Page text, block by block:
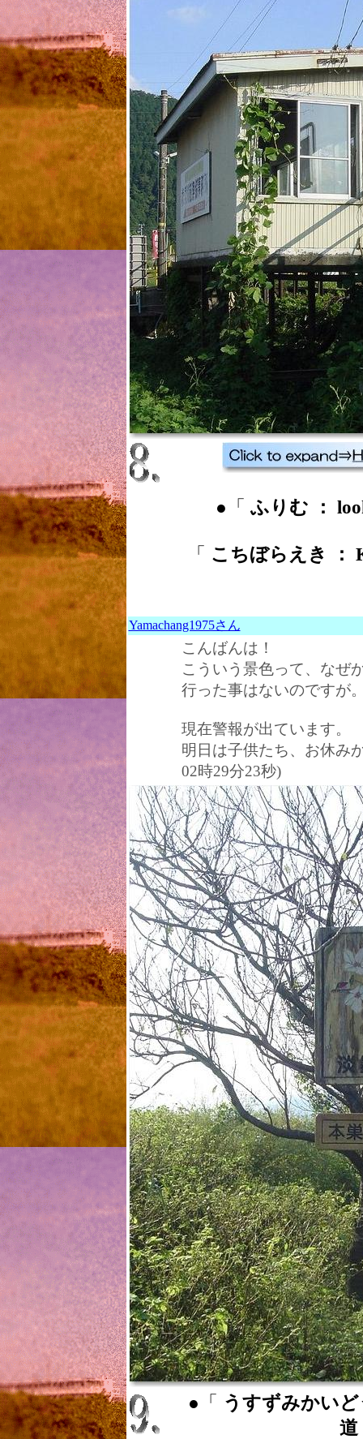
●「 ふりむ ：
「 こちぼらえき ：
Yamachang1975さん
こんばんは！
こういう景色って、なぜ
行った事はないのですが
現在警報が出ています。
明日は子供たち、お休み
02時29分23秒)
●「 うすずみかい
道